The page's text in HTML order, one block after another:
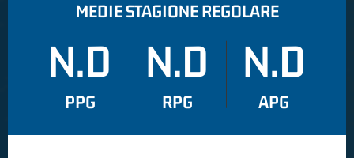
MEDIE STAGIONE REGOLARE
N.D
PPG
N.D
RPG
N.D
APG